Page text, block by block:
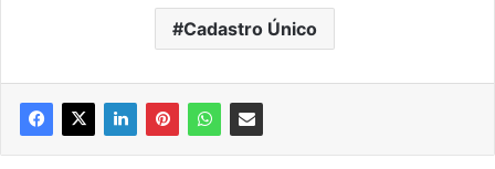
Cadastro Único